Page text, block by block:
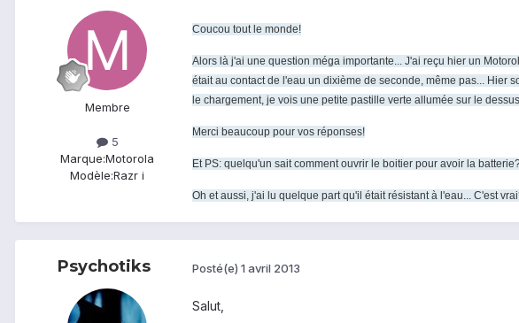
Membre
5
Marque:Motorola
Modèle:Razr i
Coucou tout le monde!
Alors là j'ai une question méga importante... J'ai reçu hier un
était au contact de l'eau un dixième de seconde, même pas... Hier
le chargement, je vois une petite pastille verte allumée sur le
Merci beaucoup pour vos réponses!
Et PS: quelqu'un sait comment ouvrir le boitier pour avoir la
Oh et aussi, j'ai lu quelque part qu'il était résistant à l'eau... C'est
Psychotiks Posté(e) 1 avril 2013
Salut,